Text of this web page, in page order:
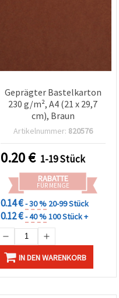
Geprägter Bastelkarton
230 g/m², A4 (21 x 29,7
cm), Braun
Artikelnummer: 820576
0.20€ 1-19 Stück
RABATTE
FÜR MENGE
0.14 €- 30 % 20-99 Stück
0.12 €- 40 %100 Stück +
IN DEN WARENKORB